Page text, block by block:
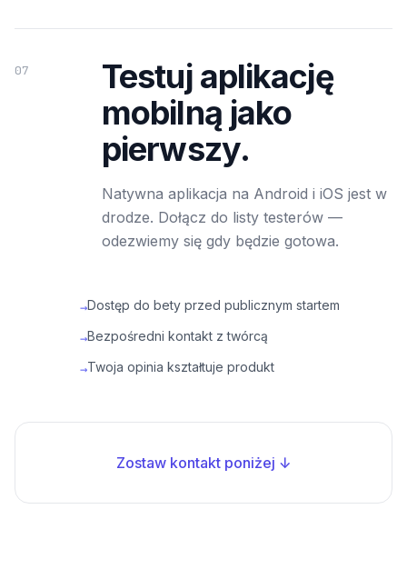
07
Testuj aplikację
mobilną jako
pierwszy.
Natywna aplikacja na Android i iOS jest w
drodze. Dołącz do listy testerów —
odezwiemy się gdy będzie gotowa.
→Dostęp do bety przed publicznym startem
→Bezpośredni kontakt z twórcą
→Twoja opinia kształtuje produkt
Zostaw kontakt poniżej ↓